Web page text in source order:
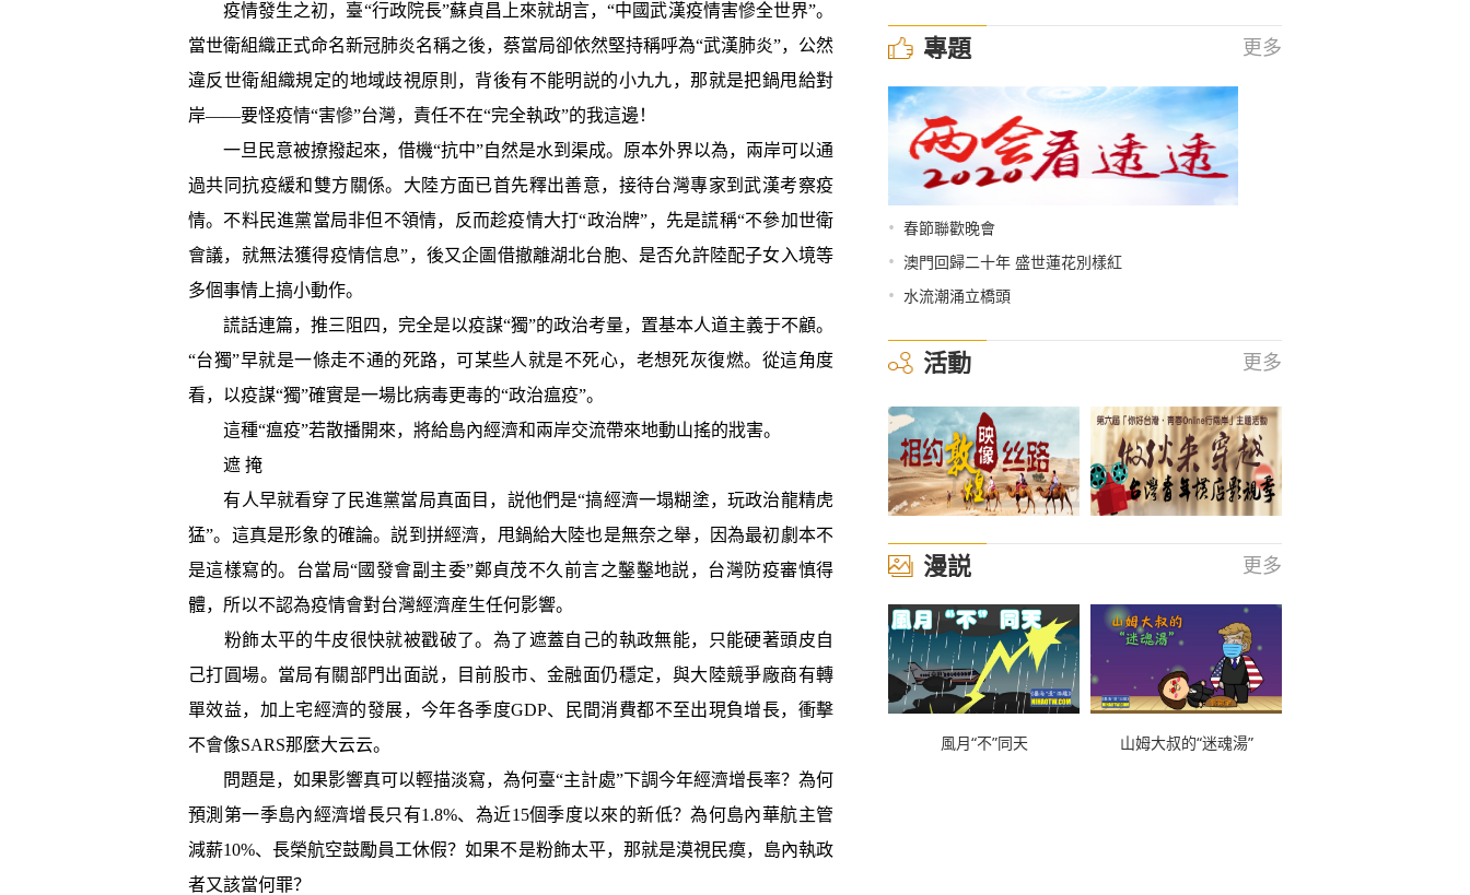
疫情發生之初，臺“行政院長”蘇貞昌上來就胡言，“中國武漢疫情害慘全世界”。
當世衛組織正式命名新冠肺炎名稱之後，蔡當局卻依然堅持稱呼為“武漢肺炎”，公然
違反世衛組織規定的地域歧視原則，背後有不能明説的小九九，那就是把鍋甩給對
岸——要怪疫情“害慘”台灣，責任不在“完全執政”的我這邊！
一旦民意被撩撥起來，借機“抗中”自然是水到渠成。原本外界以為，兩岸可以通
過共同抗疫緩和雙方關係。大陸方面已首先釋出善意，接待台灣專家到武漢考察疫
情。不料民進黨當局非但不領情，反而趁疫情大打“政治牌”，先是謊稱“不參加世衛
會議，就無法獲得疫情信息”，後又企圖借撤離湖北台胞、是否允許陸配子女入境等
多個事情上搞小動作。
謊話連篇，推三阻四，完全是以疫謀“獨”的政治考量，置基本人道主義于不顧。
“台獨”早就是一條走不通的死路，可某些人就是不死心，老想死灰復燃。從這角度
看，以疫謀“獨”確實是一場比病毒更毒的“政治瘟疫”。
這種“瘟疫”若散播開來，將給島內經濟和兩岸交流帶來地動山搖的戕害。
遮 掩
有人早就看穿了民進黨當局真面目，説他們是“搞經濟一塌糊塗，玩政治龍精虎
猛”。這真是形象的確論。説到拼經濟，甩鍋給大陸也是無奈之舉，因為最初劇本不
是這樣寫的。台當局“國發會副主委”鄭貞茂不久前言之鑿鑿地説，台灣防疫審慎得
體，所以不認為疫情會對台灣經濟産生任何影響。
粉飾太平的牛皮很快就被戳破了。為了遮蓋自己的執政無能，只能硬著頭皮自
己打圓場。當局有關部門出面説，目前股市、金融面仍穩定，與大陸競爭廠商有轉
單效益，加上宅經濟的發展，今年各季度GDP、民間消費都不至出現負增長，衝擊
不會像SARS那麼大云云。
問題是，如果影響真可以輕描淡寫，為何臺“主計處”下調今年經濟增長率？為何
預測第一季島內經濟增長只有1.8%、為近15個季度以來的新低？為何島內華航主管
減薪10%、長榮航空鼓勵員工休假？如果不是粉飾太平，那就是漠視民瘼，島內執政
者又該當何罪？
專題 更多
• 春節聯歡晚會
• 澳門回歸二十年 盛世蓮花別樣紅
• 水流潮涌立橋頭
活動 更多
漫説 更多
風月“不”同天 山姆大叔的“迷魂湯”